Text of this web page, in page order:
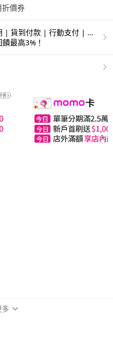
價券
| 貨到付款 | 行動支付 | 超
聯卡
最高3%！
多